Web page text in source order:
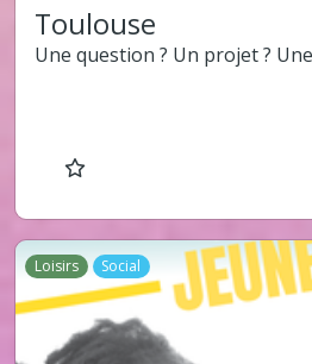
Toulouse
Une question ? Un projet ?
Loisirs Social